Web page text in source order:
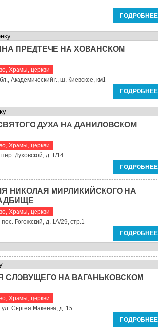
ПОДРОБНЕЕ
ПРЕДТЕЧЕ НА ХОВАНСКОМ
, Храмы, церкви
Академический г., ш. Киевское, км1
ПОДРОБНЕЕ
ДУХА НА ДАНИЛОВСКОМ
, Храмы, церкви
Духовской, д. 1/14
ПОДРОБНЕЕ
НИКОЛАЯ МИРЛИКИЙСКОГО НА
, Храмы, церкви
Рогожский, д. 1А/29, стр.1
ПОДРОБНЕЕ
СЛОВУЩЕГО НА ВАГАНЬКОВСКОМ
, Храмы, церкви
Сергея Макеева, д. 15
ПОДРОБНЕЕ